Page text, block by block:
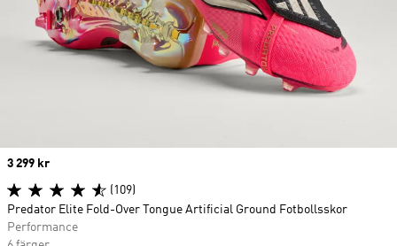
Price
3 299 kr
(109)
Predator Elite Fold-Over Tongue Artificial Ground Fotbollsskor
Performance